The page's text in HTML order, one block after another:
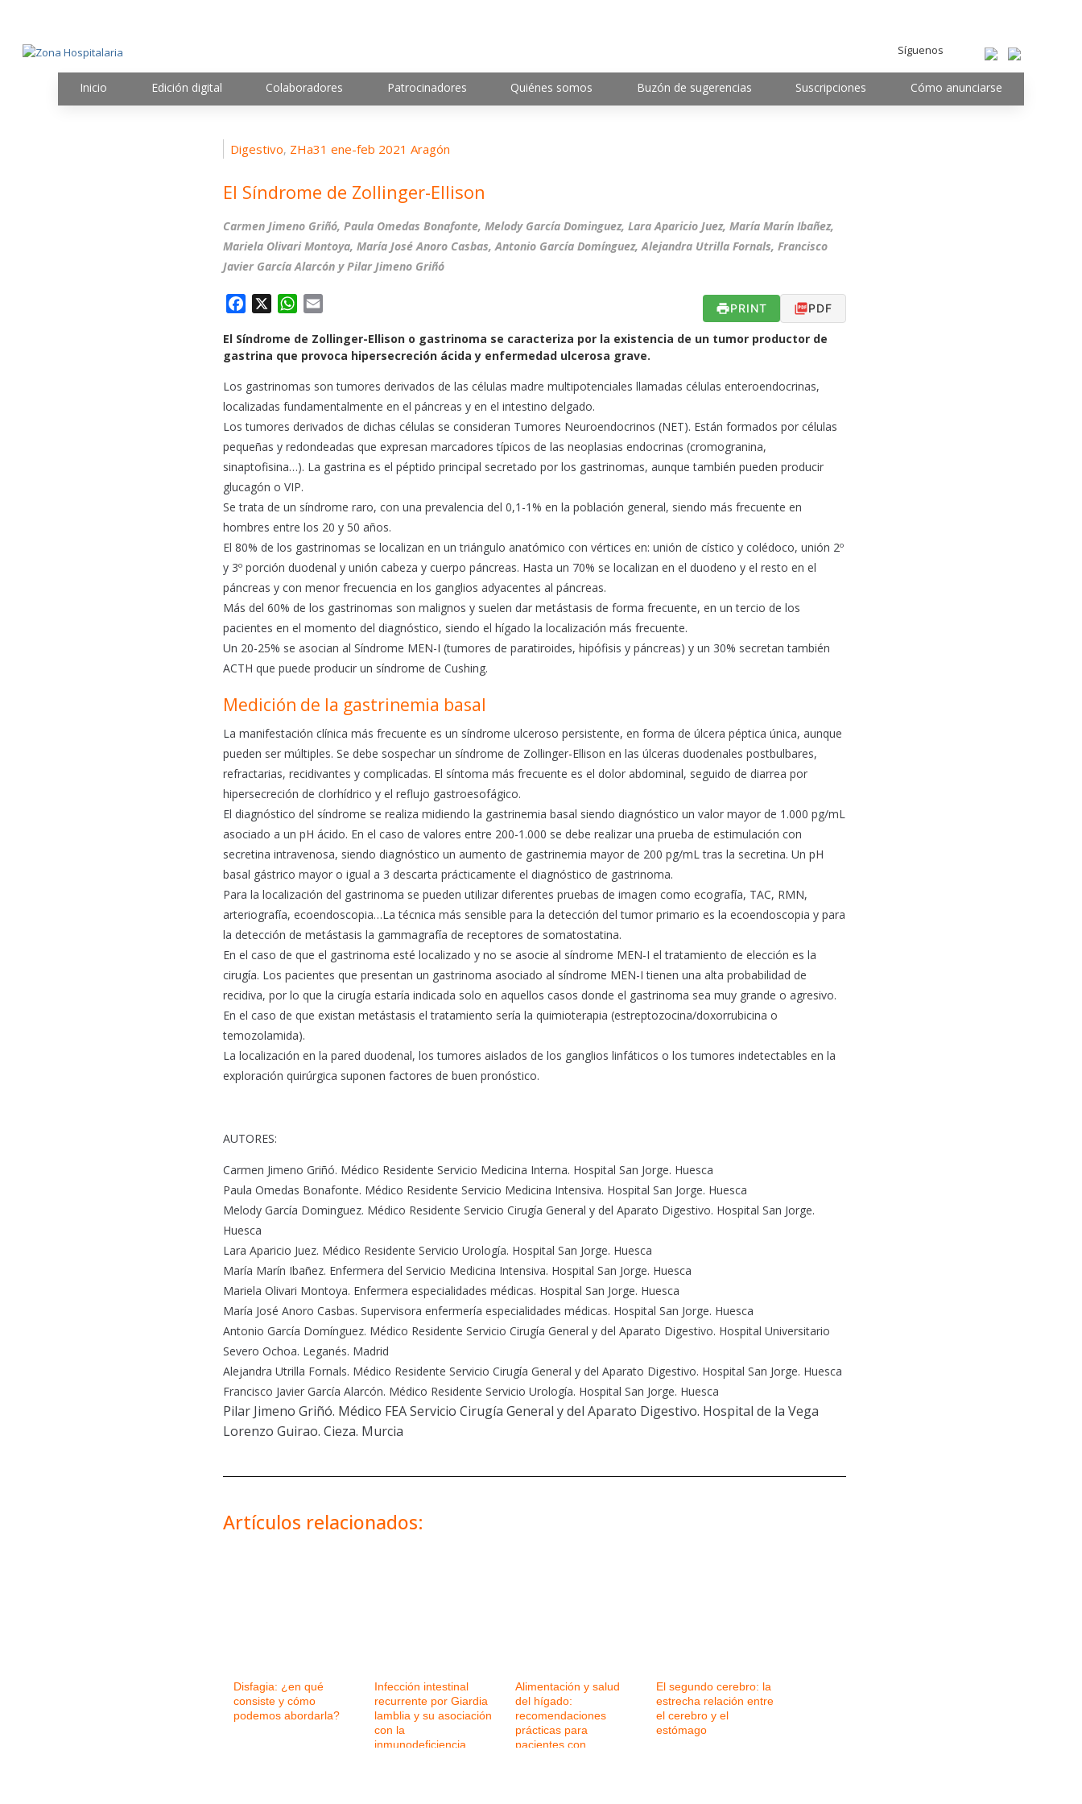
Síguenos
Inicio Edición digital Colaboradores Patrocinadores Quiénes somos Buzón de sugerencias Suscripciones Cómo anunciarse
Digestivo, ZHa31 ene-feb 2021 Aragón
El Síndrome de Zollinger-Ellison
Carmen Jimeno Griñó, Paula Omedas Bonafonte, Melody García Dominguez, Lara Aparicio Juez, María Marín Ibañez,
Mariela Olivari Montoya, María José Anoro Casbas, Antonio García Domínguez, Alejandra Utrilla Fornals, Francisco
Javier García Alarcón y Pilar Jimeno Griñó
c
e
b
o
o
W
a
s
A
p
p
a
i
l
PRINT PDF
El Síndrome de Zollinger-Ellison o gastrinoma se caracteriza por la existencia de un tumor productor de
gastrina que provoca hipersecreción ácida y enfermedad ulcerosa grave.
Los gastrinomas son tumores derivados de las células madre multipotenciales llamadas células enteroendocrinas,
localizadas fundamentalmente en el páncreas y en el intestino delgado.
Los tumores derivados de dichas células se consideran Tumores Neuroendocrinos (NET). Están formados por células
pequeñas y redondeadas que expresan marcadores típicos de las neoplasias endocrinas (cromogranina,
sinaptofisina…). La gastrina es el péptido principal secretado por los gastrinomas, aunque también pueden producir
glucagón o VIP.
Se trata de un síndrome raro, con una prevalencia del 0,1-1% en la población general, siendo más frecuente en
hombres entre los 20 y 50 años.
El 80% de los gastrinomas se localizan en un triángulo anatómico con vértices en: unión de cístico y colédoco, unión 2º
y 3º porción duodenal y unión cabeza y cuerpo páncreas. Hasta un 70% se localizan en el duodeno y el resto en el
páncreas y con menor frecuencia en los ganglios adyacentes al páncreas.
Más del 60% de los gastrinomas son malignos y suelen dar metástasis de forma frecuente, en un tercio de los
pacientes en el momento del diagnóstico, siendo el hígado la localización más frecuente.
Un 20-25% se asocian al Síndrome MEN-I (tumores de paratiroides, hipófisis y páncreas) y un 30% secretan también
ACTH que puede producir un síndrome de Cushing.
Medición de la gastrinemia basal
La manifestación clínica más frecuente es un síndrome ulceroso persistente, en forma de úlcera péptica única, aunque
pueden ser múltiples. Se debe sospechar un síndrome de Zollinger-Ellison en las úlceras duodenales postbulbares,
refractarias, recidivantes y complicadas. El síntoma más frecuente es el dolor abdominal, seguido de diarrea por
hipersecreción de clorhídrico y el reflujo gastroesofágico.
El diagnóstico del síndrome se realiza midiendo la gastrinemia basal siendo diagnóstico un valor mayor de 1.000 pg/mL
asociado a un pH ácido. En el caso de valores entre 200-1.000 se debe realizar una prueba de estimulación con
secretina intravenosa, siendo diagnóstico un aumento de gastrinemia mayor de 200 pg/mL tras la secretina. Un pH
basal gástrico mayor o igual a 3 descarta prácticamente el diagnóstico de gastrinoma.
Para la localización del gastrinoma se pueden utilizar diferentes pruebas de imagen como ecografía, TAC, RMN,
arteriografía, ecoendoscopia…La técnica más sensible para la detección del tumor primario es la ecoendoscopia y para
la detección de metástasis la gammagrafía de receptores de somatostatina.
En el caso de que el gastrinoma esté localizado y no se asocie al síndrome MEN-I el tratamiento de elección es la
cirugía. Los pacientes que presentan un gastrinoma asociado al síndrome MEN-I tienen una alta probabilidad de
recidiva, por lo que la cirugía estaría indicada solo en aquellos casos donde el gastrinoma sea muy grande o agresivo.
En el caso de que existan metástasis el tratamiento sería la quimioterapia (estreptozocina/doxorrubicina o
temozolamida).
La localización en la pared duodenal, los tumores aislados de los ganglios linfáticos o los tumores indetectables en la
exploración quirúrgica suponen factores de buen pronóstico.
AUTORES:
Carmen Jimeno Griñó. Médico Residente Servicio Medicina Interna. Hospital San Jorge. Huesca
Paula Omedas Bonafonte. Médico Residente Servicio Medicina Intensiva. Hospital San Jorge. Huesca
Melody García Dominguez. Médico Residente Servicio Cirugía General y del Aparato Digestivo. Hospital San Jorge.
Huesca
Lara Aparicio Juez. Médico Residente Servicio Urología. Hospital San Jorge. Huesca
María Marín Ibañez. Enfermera del Servicio Medicina Intensiva. Hospital San Jorge. Huesca
Mariela Olivari Montoya. Enfermera especialidades médicas. Hospital San Jorge. Huesca
María José Anoro Casbas. Supervisora enfermería especialidades médicas. Hospital San Jorge. Huesca
Antonio García Domínguez. Médico Residente Servicio Cirugía General y del Aparato Digestivo. Hospital Universitario
Severo Ochoa. Leganés. Madrid
Alejandra Utrilla Fornals. Médico Residente Servicio Cirugía General y del Aparato Digestivo. Hospital San Jorge. Huesca
Francisco Javier García Alarcón. Médico Residente Servicio Urología. Hospital San Jorge. Huesca
Pilar Jimeno Griñó. Médico FEA Servicio Cirugía General y del Aparato Digestivo. Hospital de la Vega
Lorenzo Guirao. Cieza. Murcia
Artículos relacionados:
Disfagia: ¿en qué
consiste y cómo
podemos abordarla?
Infección intestinal
recurrente por Giardia
lamblia y su asociación
con la
inmunodeficiencia
Alimentación y salud
del hígado:
recomendaciones
prácticas para
pacientes con
El segundo cerebro: la
estrecha relación entre
el cerebro y el
estómago